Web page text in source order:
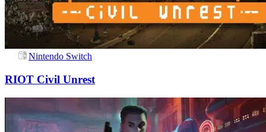
Nintendo Switch
RIOT Civil Unrest